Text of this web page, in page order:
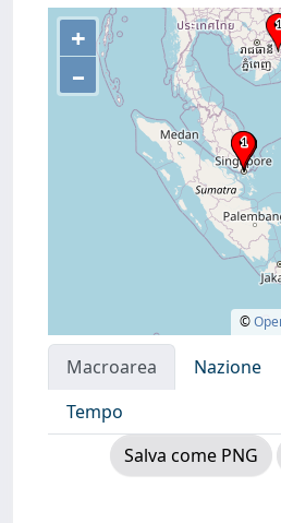
+
–
©
Macroarea Nazione
Tempo
Salva come PNG